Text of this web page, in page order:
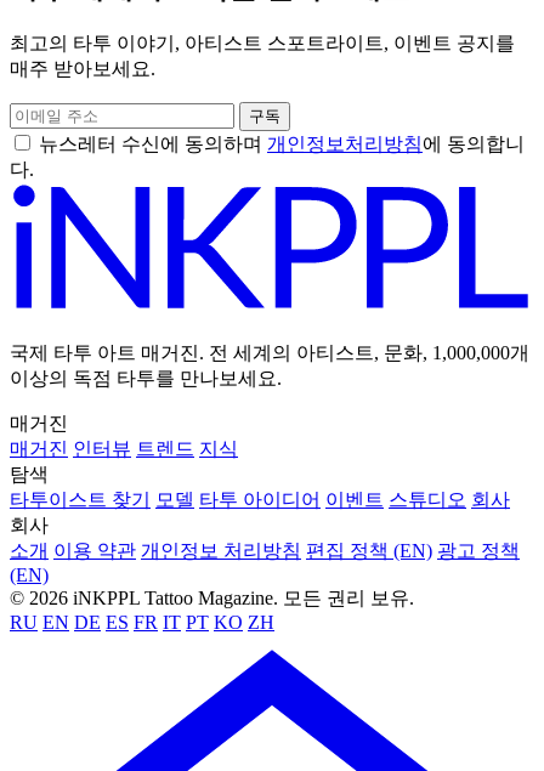
최고의 타투 이야기, 아티스트 스포트라이트, 이벤트 공지를
매주 받아보세요.
구독
뉴스레터 수신에 동의하며 개인정보처리방침에 동의합니
다.
국제 타투 아트 매거진. 전 세계의 아티스트, 문화, 1,000,000개
이상의 독점 타투를 만나보세요.
매거진
매거진 인터뷰 트렌드 지식
탐색
타투이스트 찾기
모델 타투 아이디어 이벤트 스튜디오 회사
회사
소개 이용 약관 개인정보 처리방침 편집 정책 (EN) 광고 정책
(EN)
© 2026 iNKPPL Tattoo Magazine. 모든 권리 보유.
RU EN DE ES FR IT PT KO ZH